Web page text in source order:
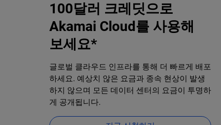
100달러 크레딧으로
Akamai Cloud를 사용해
보세요*
글로벌 클라우드 인프라를 통해 더 빠르게 배포
하세요. 예상치 않은 요금과 종속 현상이 발생
하지 않으며 모든 데이터 센터의 요금이 투명하
게 공개됩니다.